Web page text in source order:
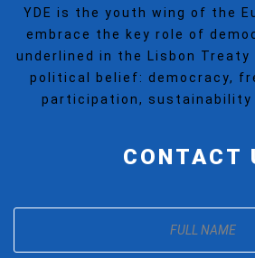
YDE is the youth wing of the
embrace the key role of
underlined in the Lisbon Treaty
political belief: democracy,
participation, sustainability
CONTACT